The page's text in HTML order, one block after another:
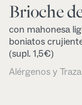
Brioche
con mahonesa
boniatos
(supl. 1,5€)
Alérgenos y